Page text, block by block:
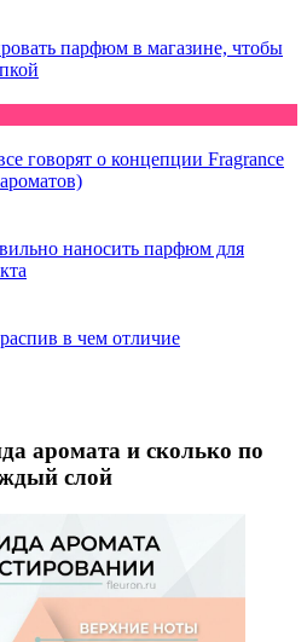
парфюм в магазине, чтобы
говорят о концепции Fragrance
наносить парфюм для
в чем отличие
аромата и сколько по
слой